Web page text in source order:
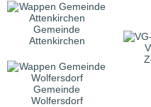
Gemeinde
Attenkirchen
Gemeinde
Wolfersdorf